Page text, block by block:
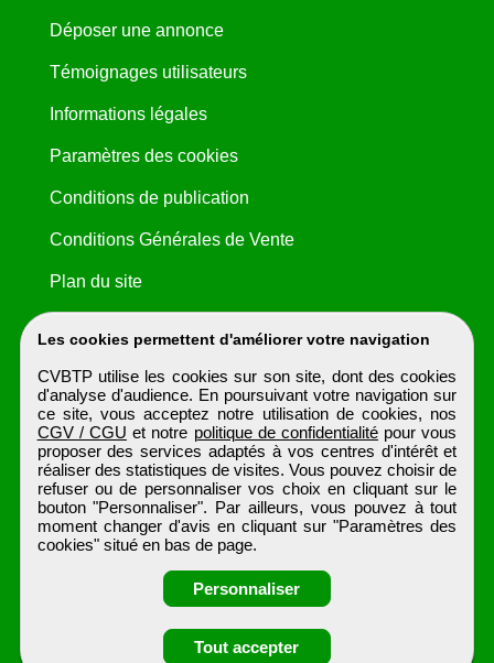
Obtenir ses
Les cookies permettent d'améliorer votre navigation
CVBTP utilise les cookies sur son site, dont des cookies
d'analyse d'audience. En poursuivant votre navigation sur
ce site, vous acceptez notre utilisation de cookies, nos
CGV / CGU et notre politique de confidentialité pour vous
proposer des services adaptés à vos centres d'intérêt et
réaliser des statistiques de visites. Vous pouvez choisir de
refuser ou de personnaliser vos choix en cliquant sur le
bouton "Personnaliser". Par ailleurs, vous pouvez à tout
moment changer d'avis en cliquant sur "Paramètres des
cookies" situé en bas de page.
Personnaliser
Tout accepter
Déposer une annonce
Témoignages utilisateurs
Informations légales
Paramètres des cookies
Conditions de publication
Conditions Générales de Vente
Plan du site